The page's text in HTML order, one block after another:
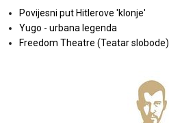
Povijesni put Hitlerove 'klonje'
Yugo - urbana legenda
Freedom Theatre (Teatar slobode)